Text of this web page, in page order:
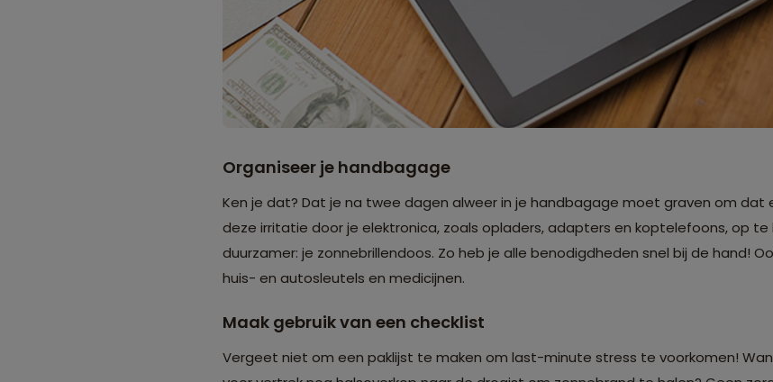
Organiseer je handbagage
Ken je dat? Dat je na twee dagen alweer in je handbagage moet graven om dat
deze irritatie door je elektronica, zoals opladers, adapters en koptelefoons, op te
duurzamer: je zonnebrillendoos. Zo heb je alle benodigdheden snel bij de hand!
huis- en autosleutels en medicijnen.
Maak gebruik van een checklist
Vergeet niet om een paklijst te maken om last-minute stress te voorkomen!